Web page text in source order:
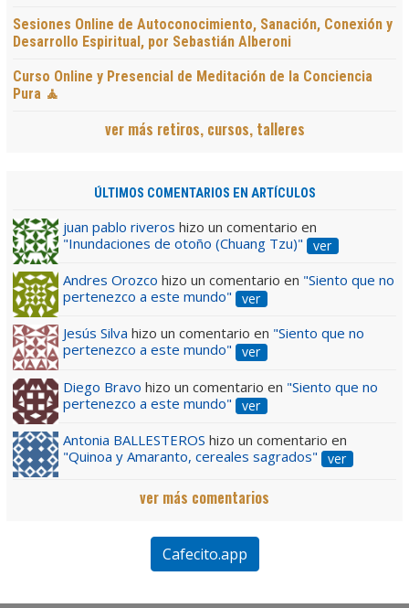
Sesiones Online de Autoconocimiento, Sanación, Conexión y
Desarrollo Espiritual, por Sebastián Alberoni
Curso Online y Presencial de Meditación de la Conciencia
Pura 🧘
ver más retiros, cursos, talleres
ÚLTIMOS COMENTARIOS EN ARTÍCULOS
juan pablo riveros hizo un comentario en
"Inundaciones de otoño (Chuang Tzu)"
ver
Andres Orozco hizo un comentario en "Siento que no
pertenezco a este mundo"
ver
Jesús Silva hizo un comentario en "Siento que no
pertenezco a este mundo"
ver
Diego Bravo hizo un comentario en "Siento que no
pertenezco a este mundo"
ver
Antonia BALLESTEROS hizo un comentario en
"Quinoa y Amaranto, cereales sagrados"
ver
ver más comentarios
Cafecito.app